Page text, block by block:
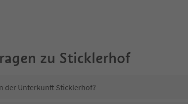
zu Sticklerhof
der Unterkunft Sticklerhof?